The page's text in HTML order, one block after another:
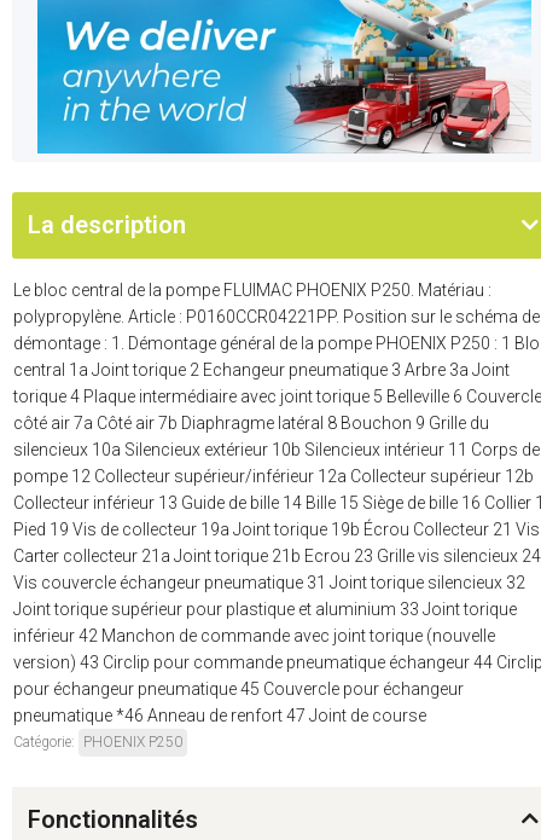
La description
Le bloc central de la pompe FLUIMAC PHOENIX P250. Matériau :
polypropylène. Article : P0160CCR04221PP. Position sur le schéma de
démontage : 1. Démontage général de la pompe PHOENIX P250 : 1
central 1a Joint torique 2 Echangeur pneumatique 3 Arbre 3a Joint
torique 4 Plaque intermédiaire avec joint torique 5 Belleville 6 Couvercle
côté air 7a Côté air 7b Diaphragme latéral 8 Bouchon 9 Grille du
silencieux 10a Silencieux extérieur 10b Silencieux intérieur 11 Corps de
pompe 12 Collecteur supérieur/inférieur 12a Collecteur supérieur 12b
Collecteur inférieur 13 Guide de bille 14 Bille 15 Siège de bille 16 Collier
Pied 19 Vis de collecteur 19a Joint torique 19b Écrou Collecteur 21 Vis
Carter collecteur 21a Joint torique 21b Ecrou 23 Grille vis silencieux 24
Vis couvercle échangeur pneumatique 31 Joint torique silencieux 32
Joint torique supérieur pour plastique et aluminium 33 Joint torique
inférieur 42 Manchon de commande avec joint torique (nouvelle
version) 43 Circlip pour commande pneumatique échangeur 44
pour échangeur pneumatique 45 Couvercle pour échangeur
pneumatique *46 Anneau de renfort 47 Joint de course
Catégorie: PHOENIX P250
Fonctionnalités